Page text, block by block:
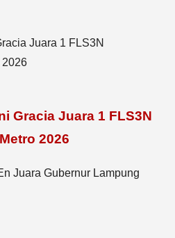
Gracia Juara 1 FLS3N
2026